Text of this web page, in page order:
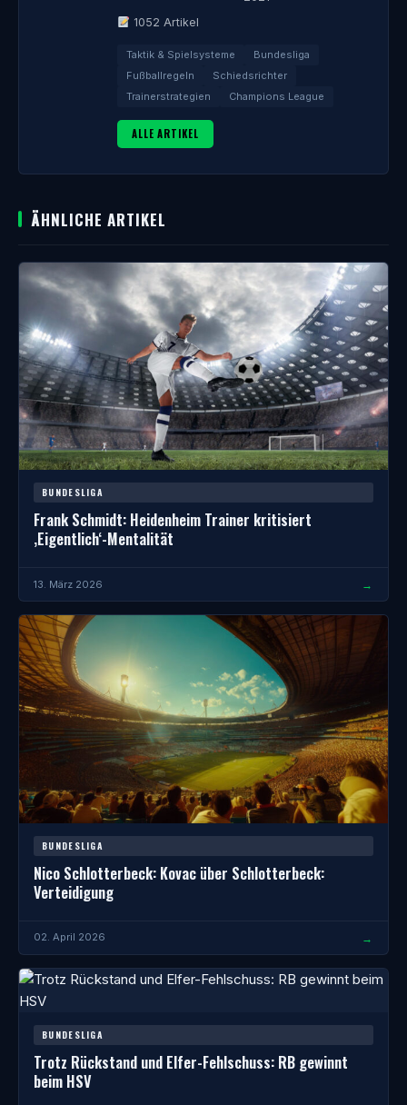
1052 Artikel
Taktik & Spielsysteme
Bundesliga
Fußballregeln
Schiedsrichter
Trainerstrategien
Champions League
ALLE ARTIKEL
ÄHNLICHE ARTIKEL
BUNDESLIGA
Frank Schmidt: Heidenheim Trainer kritisiert
‚Eigentlich‘-Mentalität
13. März 2026 →
BUNDESLIGA
Nico Schlotterbeck: Kovac über Schlotterbeck:
Verteidigung
02. April 2026 →
BUNDESLIGA
Trotz Rückstand und Elfer-Fehlschuss: RB gewinnt
beim HSV